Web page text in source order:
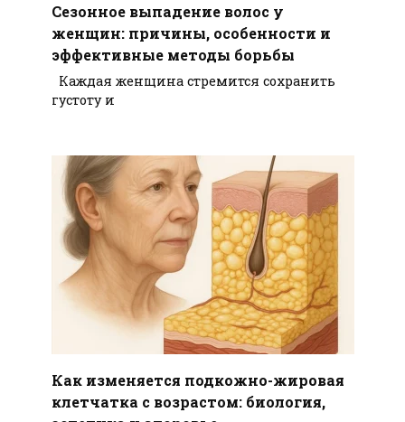
Сезонное выпадение волос у
женщин: причины, особенности и
эффективные методы борьбы
Каждая женщина стремится сохранить
густоту и
Как изменяется подкожно-жировая
клетчатка с возрастом: биология,